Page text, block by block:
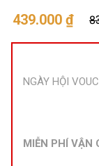
439.000 ₫
NGÀY HỘI
MIỄN PHÍ